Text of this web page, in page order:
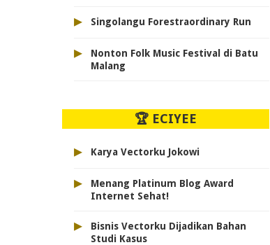
▸ Singolangu Forestraordinary Run
▸
Nonton Folk Music Festival di Batu
Malang
🏆 ECIYEE
▸ Karya Vectorku Jokowi
▸
Menang Platinum Blog Award
Internet Sehat!
▸
Bisnis Vectorku Dijadikan Bahan
Studi Kasus